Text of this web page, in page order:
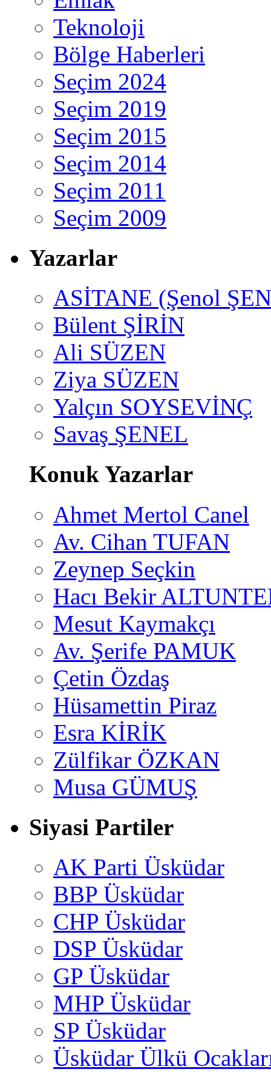
Teknoloji
Bölge Haberleri
Seçim 2024
Seçim 2019
Seçim 2015
Seçim 2014
Seçim 2011
Seçim 2009
Yazarlar
ASİTANE (Şenol
Bülent ŞİRİN
Ali SÜZEN
Ziya SÜZEN
Yalçın SOYSEVİNÇ
Savaş ŞENEL
Konuk Yazarlar
Ahmet Mertol Canel
Av. Cihan TUFAN
Zeynep Seçkin
Hacı Bekir
Mesut Kaymakçı
Av. Şerife PAMUK
Çetin Özdaş
Hüsamettin Piraz
Esra KİRİK
Zülfikar ÖZKAN
Musa GÜMUŞ
Siyasi Partiler
AK Parti Üsküdar
BBP Üsküdar
CHP Üsküdar
DSP Üsküdar
GP Üsküdar
MHP Üsküdar
SP Üsküdar
Üsküdar Ülkü